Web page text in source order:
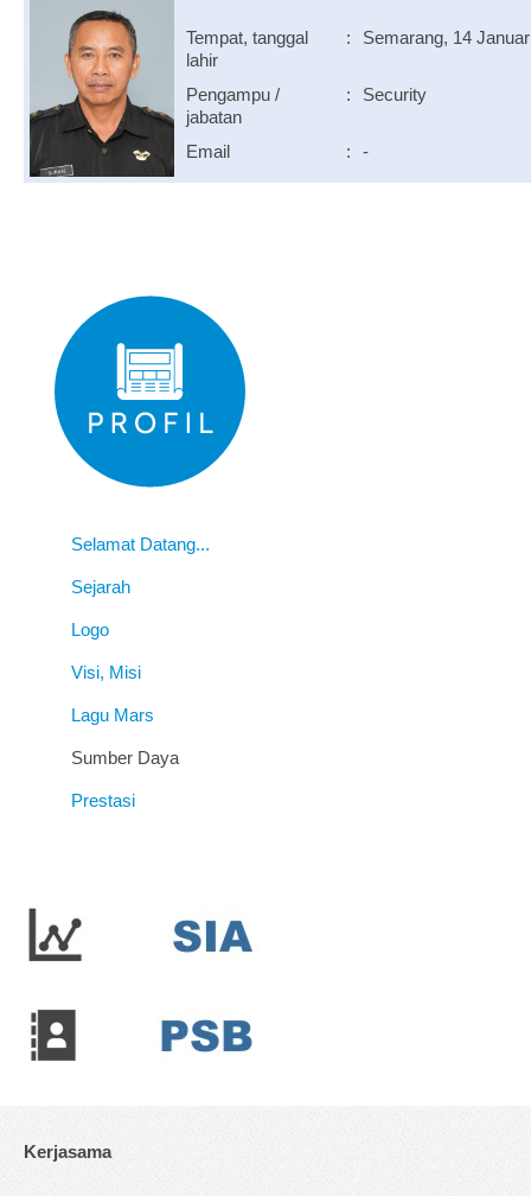
Tempat, tanggal
lahir
: Semarang, 14
Pengampu /
jabatan
: Security
Email : -
Selamat Datang...
Sejarah
Logo
Visi, Misi
Lagu Mars
Sumber Daya
Prestasi
Kerjasama